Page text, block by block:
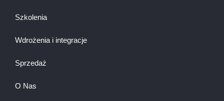
Szkolenia
Wdrożenia i integracje
Sprzedaż
O Nas